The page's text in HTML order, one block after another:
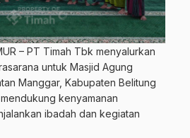
– PT Timah Tbk menyalurkan
untuk Masjid Agung
Manggar, Kabupaten Belitung
kenyamanan
ibadah dan kegiatan